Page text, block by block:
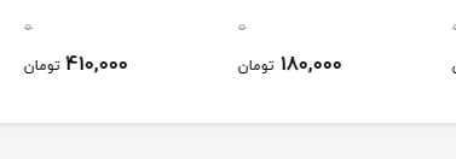
180,000 تومان 410,000 تومان